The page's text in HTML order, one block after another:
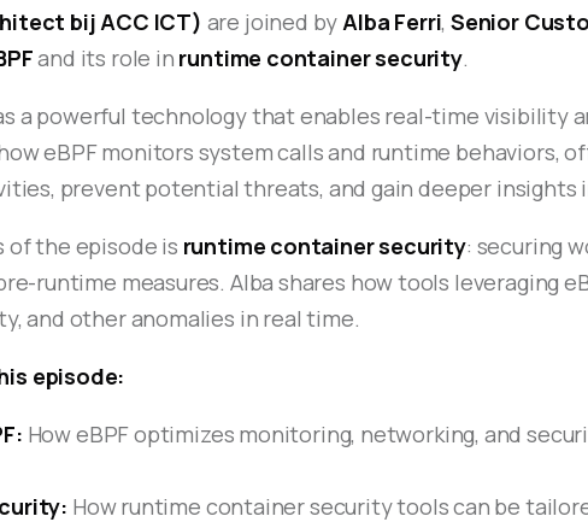
bij ACC ICT) are joined byAlba Ferri, Senior
and its role in runtime container security.
a powerful technology that enables real-time visibility
eBPF monitors system calls and runtime behaviors,
prevent potential threats, and gain deeper
of the episode is runtime container security: securing
runtime measures. Alba shares how tools leveraging
and other anomalies in real time.
episode:
How eBPF optimizes monitoring, networking, and
How runtime container security tools can be